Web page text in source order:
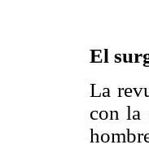
El
La
con la